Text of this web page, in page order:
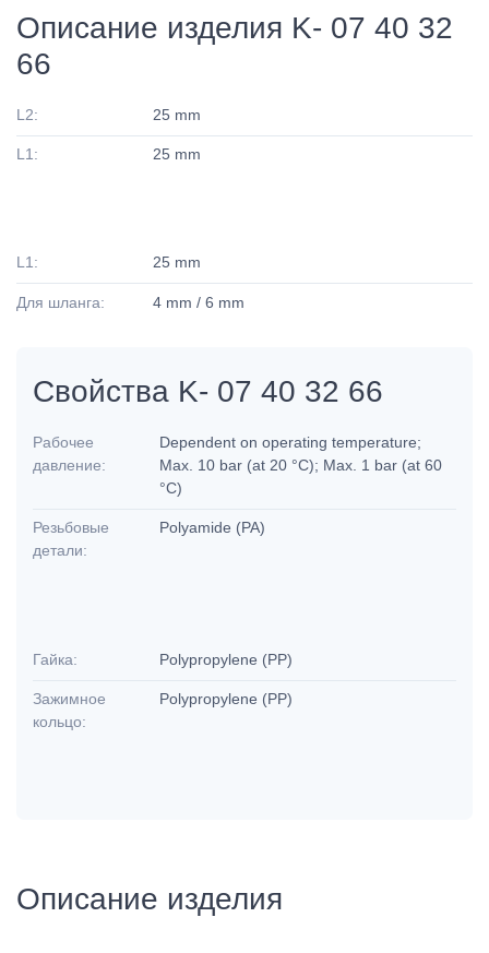
Описание изделия K- 07 40 32
66
L2: 25 mm
L1: 25 mm
L1: 25 mm
Для шланга: 4 mm / 6 mm
Свойства K- 07 40 32 66
Рабочее
давление:
Dependent on operating temperature;
Max. 10 bar (at 20 °C); Max. 1 bar (at 60
°C)
Резьбовые
детали:
Polyamide (PA)
Гайка: Polypropylene (PP)
Зажимное
кольцо:
Polypropylene (PP)
Описание изделия